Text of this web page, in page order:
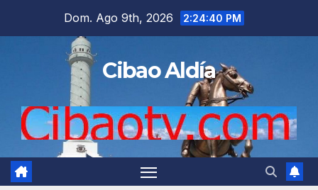
Dom. Ago 9th, 2026 2:24:41 PM
Cibao Aldía